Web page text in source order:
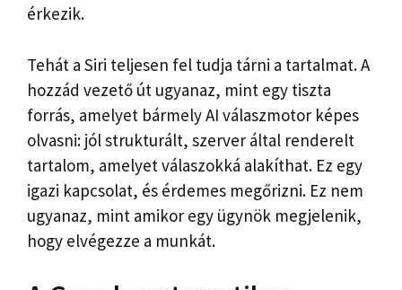
érkezik.
Tehát a Siri teljesen fel tudja tárni a tartalmat. A
hozzád vezető út ugyanaz, mint egy tiszta
forrás, amelyet bármely AI válaszmotor képes
olvasni: jól strukturált, szerver által renderelt
tartalom, amelyet válaszokká alakíthat. Ez egy
igazi kapcsolat, és érdemes megőrizni. Ez nem
ugyanaz, mint amikor egy ügynök megjelenik,
hogy elvégezze a munkát.